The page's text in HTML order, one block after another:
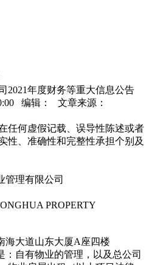
2021年度财务等重大信息公告
编辑： 文章来源：
任何虚假记载、误导性陈述或者
性、准确性和完整性承担个别及
管理有限公司
PROPERTY
海大道山东大厦A座四楼
：自有物业的管理，以及总公司